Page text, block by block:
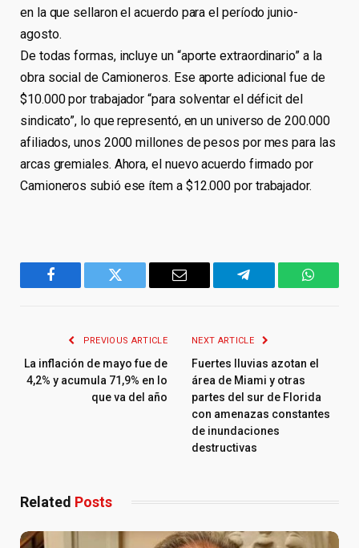
en la que sellaron el acuerdo para el período junio-
agosto.
De todas formas, incluye un “aporte extraordinario” a la
obra social de Camioneros. Ese aporte adicional fue de
$10.000 por trabajador “para solventar el déficit del
sindicato”, lo que representó, en un universo de 200.000
afiliados, unos 2000 millones de pesos por mes para las
arcas gremiales. Ahora, el nuevo acuerdo firmado por
Camioneros subió ese ítem a $12.000 por trabajador.
Facebook Twitter Email Telegram
PREVIOUS ARTICLE
La inflación de mayo fue de
4,2% y acumula 71,9% en lo
que va del año
NEXT ARTICLE
Fuertes lluvias azotan el
área de Miami y otras
partes del sur de Florida
con amenazas constantes
de inundaciones
destructivas
Related Posts